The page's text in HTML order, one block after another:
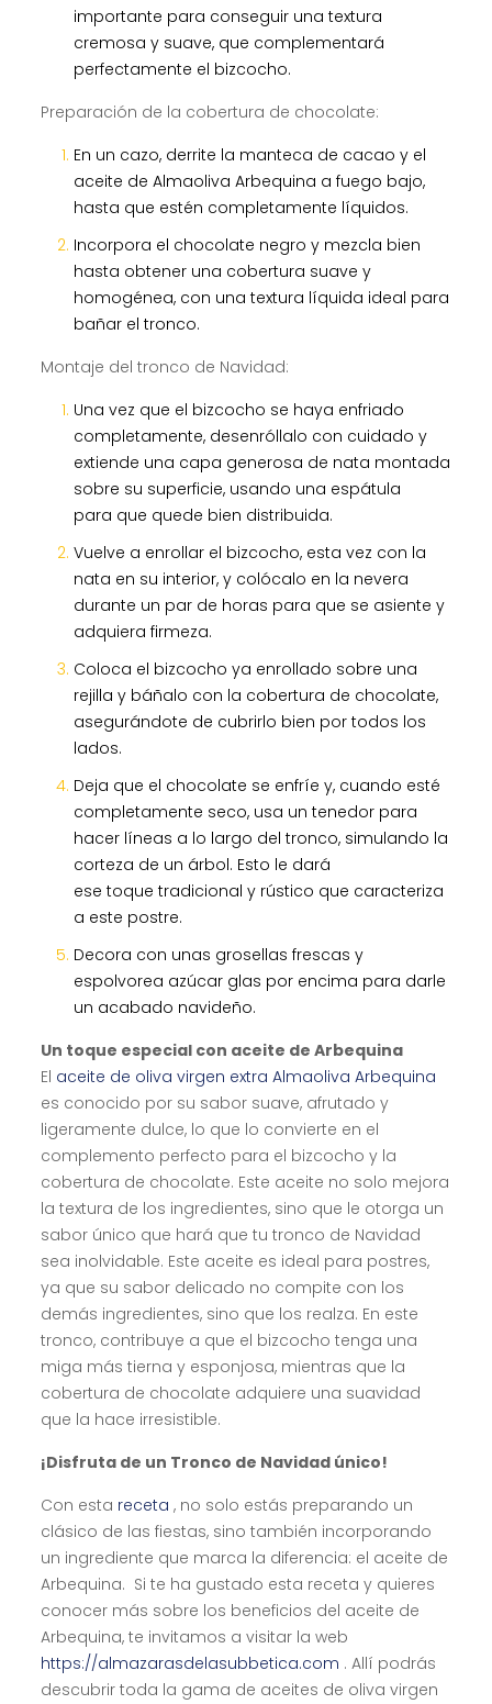
importante para conseguir una textura
cremosa y suave, que complementará
perfectamente el bizcocho.
Preparación de la cobertura de chocolate:
En un cazo, derrite la manteca de cacao y el
aceite de Almaoliva Arbequina a fuego bajo,
hasta que estén completamente líquidos.
Incorpora el chocolate negro y mezcla bien
hasta obtener una cobertura suave y
homogénea, con una textura líquida ideal para
bañar el tronco.
Montaje del tronco de Navidad:
Una vez que el bizcocho se haya enfriado
completamente, desenróllalo con cuidado y
extiende una capa generosa de nata montada
sobre su superficie, usando una espátula
para que quede bien distribuida.
Vuelve a enrollar el bizcocho, esta vez con la
nata en su interior, y colócalo en la nevera
durante un par de horas para que se asiente y
adquiera firmeza.
Coloca el bizcocho ya enrollado sobre una
rejilla y báñalo con la cobertura de chocolate,
asegurándote de cubrirlo bien por todos los
lados.
Deja que el chocolate se enfríe y, cuando esté
completamente seco, usa un tenedor para
hacer líneas a lo largo del tronco, simulando la
corteza de un árbol. Esto le dará
ese toque tradicional y rústico que caracteriza
a este postre.
Decora con unas grosellas frescas y
espolvorea azúcar glas por encima para darle
un acabado navideño.
Un toque especial con aceite de Arbequina
El aceite de oliva virgen extra Almaoliva Arbequina
es conocido por su sabor suave, afrutado y
ligeramente dulce, lo que lo convierte en el
complemento perfecto para el bizcocho y la
cobertura de chocolate. Este aceite no solo mejora
la textura de los ingredientes, sino que le otorga un
sabor único que hará que tu tronco de Navidad
sea inolvidable. Este aceite es ideal para postres,
ya que su sabor delicado no compite con los
demás ingredientes, sino que los realza. En este
tronco, contribuye a que el bizcocho tenga una
miga más tierna y esponjosa, mientras que la
cobertura de chocolate adquiere una suavidad
que la hace irresistible.
¡Disfruta de un Tronco de Navidad único!
Con esta receta , no solo estás preparando un
clásico de las fiestas, sino también incorporando
un ingrediente que marca la diferencia: el aceite de
Arbequina. Si te ha gustado esta receta y quieres
conocer más sobre los beneficios del aceite de
Arbequina, te invitamos a visitar la web
https://almazarasdelasubbetica.com . Allí podrás
descubrir toda la gama de aceites de oliva virgen